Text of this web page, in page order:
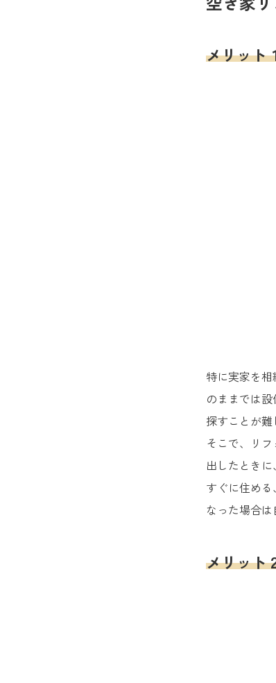
メリット
特に実家を
のままでは
探すことが難
そこで、リ
出したとき
すぐに住め
なった場合
メリット